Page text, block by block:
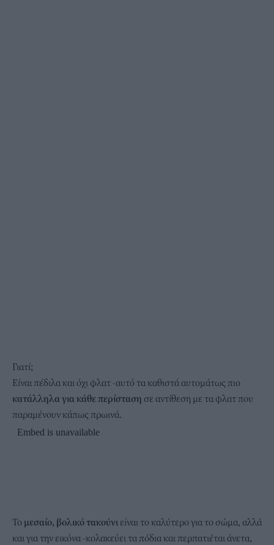
Γιατί;
Είναι πέδιλα και όχι φλατ -αυτό τα καθιστά αυτομάτως πιο
κατάλληλα για κάθε περίσταση σε αντίθεση με τα φλατ που
παραμένουν κάπως πρωινά.
Το μεσαίο, βολικό τακούνι είναι το καλύτερο για το σώμα, αλλά
και για την εικόνα -κολακεύει τα πόδια και περπατιέται άνετα,